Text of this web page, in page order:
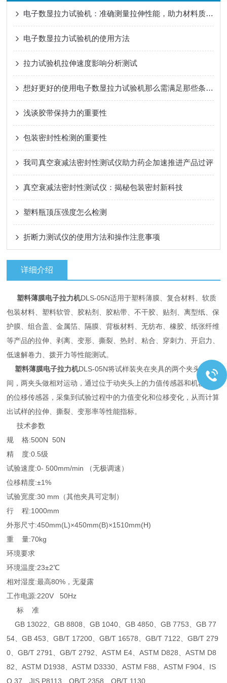
电子数显拉力试验机：准确测量拉伸性能，助力材料质量检测与研发创新
电子数显拉力试验机的使用方法
拉力试验机拉伸速度影响分析测试
想好更好的使用电子数显拉力试验机那么需满足那些条件？
浅谈胶带保持力的重要性
包装密封性检测的重要性
我司真空衰减法密封性测试仪助力药企加速推进产品过评
真空衰减法密封性测试仪：揭秘包装密封新科技
塑料瓶顶压强度怎么检测
折断力测试仪的使用方法和操作注意事项
详细介绍
塑料薄膜电子拉力机DLS-05N适用于塑料薄膜、复合材料、软质
包装材料、塑料软管、胶粘剂、胶粘带、不干胶、贴剂、离型纸、保
护膜、组合盖、金属箔、隔膜、背板材料、无纺布、橡胶、纸张纤维
等产品的拉伸、剥离、变形、撕裂、热封、粘合、穿刺力、开启力、
低速解卷力、拨开力等性能测试。
塑料薄膜电子拉力机DLS-05N将试样装夹在夹具的两个夹头之
间，两夹头做相对运动，通过位于动夹头上的力值传感器和机器内置
的位移传感器，采集到试验过程中的力值变化和位移变化，从而计算
出试样的拉伸、撕裂、变形率等性能指标。
技术参数
规 格:500N 50N
精 度:0.5级
试验速度:0- 500mm/min （无极调速）
位移精度:±1%
试验宽度:30 mm（其他夹具可定制）
行 程:1000mm
外形尺寸:450mm(L)×450mm(B)×1510mm(H)
重 量:70kg
环境要求
环境温度:23±2℃
相对湿度:最高80%，无凝露
工作电源:220V 50Hz
标 准
GB 13022、GB 8808、GB 1040、GB 4850、GB 7753、GB 77
54、GB 453、GB/T 17200、GB/T 16578、GB/T 7122、GB/T 279
0、GB/T 2791、GB/T 2792、ASTM E4、ASTM D828、ASTM D8
82、ASTM D1938、ASTM D3330、ASTM F88、ASTM F904、IS
O 37、JIS P8113、QB/T 2358、QB/T 1130